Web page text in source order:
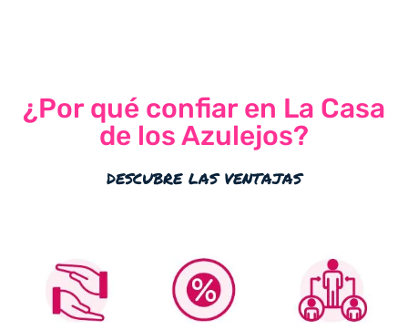
¿Por qué confiar en La Casa
de los Azulejos?
descubre las ventajas